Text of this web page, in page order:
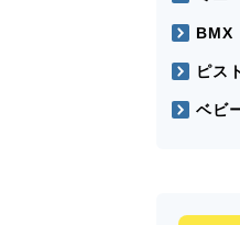
BMX
ピス
ベビ